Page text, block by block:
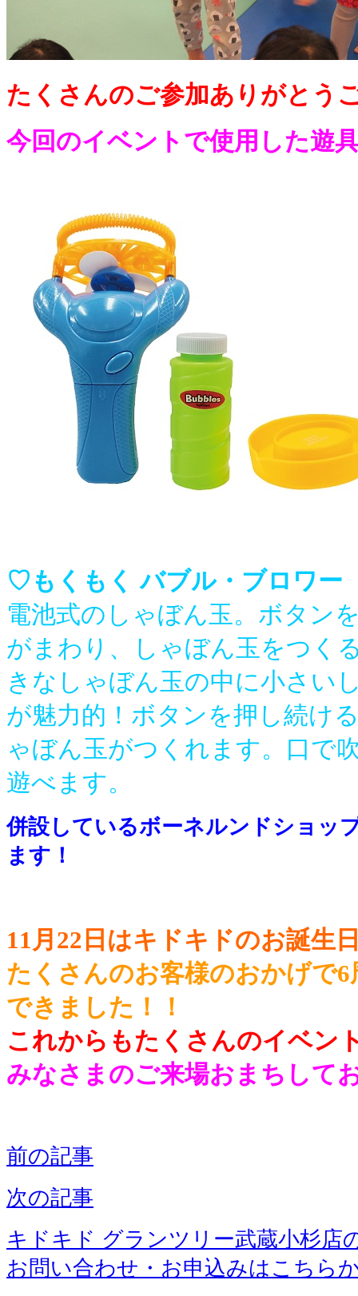
たくさんのご参加ありがとう
今回のイベントで使用した遊
♡もくもく バブル・ブロワー
電池式のしゃぼん玉。ボタン
がまわり、しゃぼん玉をつく
きなしゃぼん玉の中に小さい
が魅力的！ボタンを押し続け
ゃぼん玉がつくれます。口で
遊べます。
併設しているボーネルンドショッ
ます！
11月22日はキドキドのお誕生
たくさんのお客様のおかげで
できました！！
これからもたくさんのイベン
みなさまのご来場おまちして
前の記事
次の記事
キドキド グランツリー武蔵小杉店
お問い合わせ・お申込みはこちら